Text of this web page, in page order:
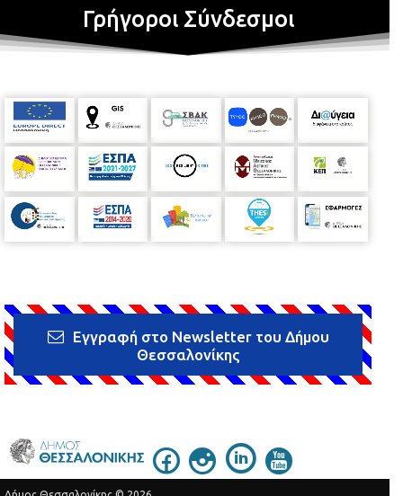
Γρήγοροι Σύνδεσμοι
Εγγραφή στο Newsletter του Δήμου
Θεσσαλονίκης